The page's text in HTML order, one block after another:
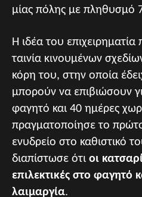
μίας πόλης με πληθυσμό
Η ιδέα του
ταινία κινουμένων
κόρη του, στην οποία
μπορούν να επιβιώσουν
φαγητό και 40 ημέρες
πραγματοποίησε το
ενυδρείο στο καθιστικό
διαπίστωσε ότι οι
επιλεκτικές στο φαγητό
λαιμαργία.